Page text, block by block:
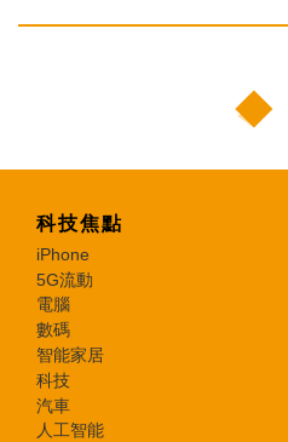
科技焦點
iPhone
5G流動
電腦
數碼
智能家居
科技
汽車
人工智能